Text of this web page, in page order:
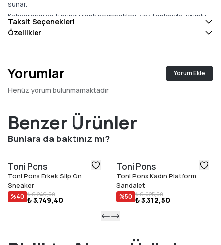
sunar.
Kahverengi ve turuncu renk seçenekleri, yaz tonlarıyla uyumlu
sıcak bir görünüm sunarak farklı kombinlere kolayca adapte
rahat bir adım hissi sunar. Ergonomik formu, ayağın doğal
anatomisine uyum sağlayarak uzun süreli kullanımlarda
konforun korunmasına yardımcı olur.
hafifliği bir araya getirerek uzun ömürlü ve rahat bir kullanım
deneyimi sunar. Hasır dokulu yüzeyi, tasarıma doğal ve nefes
alabilir bir yapı kazandırarak sıcak havalarda ferahlık hissini
Pons Kadın Platform Sandalet, hem şehir yaşamında hem de yaz
tatillerinde stil sahibi bir görünüm arayan kullanıcılar için ideal bir
seçenek sunar.
Toni Pons’un İspanya üretim kalitesiyle hazırlanan bu model,
yaz sezonunda şıklık ve konforu bir arada arayan kadınlar için
Taksit Seçenekleri
Özellikler
Yorumlar Yorum Ekle
Henüz yorum bulunmamaktadır
Benzer Ürünler
Bunlara da baktınız mı?
Toni Pons
Toni Pons Erkek Slip On
Sneaker
%40 ₺ 6.249,00
₺ 3.749,40
Toni Pons
Toni Pons Kadın Platform
Sandalet
%50 ₺ 6.625,00
₺ 3.312,50